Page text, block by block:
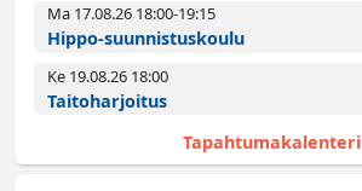
Ma 17.08.26 18:00­-19:15
Hippo-suunnistuskoulu
Ke 19.08.26 18:00­
Taitoharjoitus
Tapahtumakalenteri